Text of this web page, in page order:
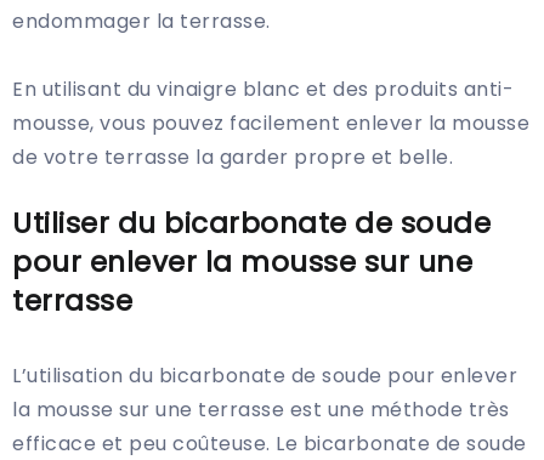
endommager la terrasse.
En utilisant du vinaigre blanc et des produits anti-
mousse, vous pouvez facilement enlever la mousse
de votre terrasse la garder propre et belle.
Utiliser du bicarbonate de soude
pour enlever la mousse sur une
terrasse
L’utilisation du bicarbonate de soude pour enlever
la mousse sur une terrasse est une méthode très
efficace et peu coûteuse. Le bicarbonate de soude